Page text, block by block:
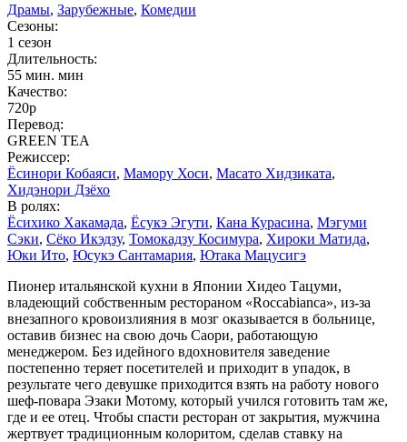
Драмы, Зарубежные, Комедии
Сезоны:
1 сезон
Длительность:
55 мин. мин
Качество:
720p
Перевод:
GREEN TEA
Режиссер:
Ёсинори Кобаяси, Мамору Хоси, Масато Хидзиката,
Хидэнори Дзёхо
В ролях:
Ёсихико Хакамада, Ёсукэ Эгути, Кана Курасина, Мэгуми
Сэки, Сёко Икэдзу, Томокадзу Косимура, Хироки Матида,
Юки Ито, Юсукэ Сантамария, Ютака Мацусигэ
Пионер итальянской кухни в Японии Хидео Тацуми,
владеющий собственным рестораном «Roccabianca», из-за
внезапного кровоизлияния в мозг оказывается в больнице,
оставив бизнес на свою дочь Саори, работающую
менеджером. Без идейного вдохновителя заведение
постепенно теряет посетителей и приходит в упадок, в
результате чего девушке приходится взять на работу нового
шеф-повара Эзаки Мотому, который учился готовить там же,
где и ее отец. Чтобы спасти ресторан от закрытия, мужчина
жертвует традиционным колоритом, сделав ставку на